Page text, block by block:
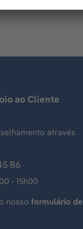
ao Cliente
através
86
- 15h00
nosso formulário de